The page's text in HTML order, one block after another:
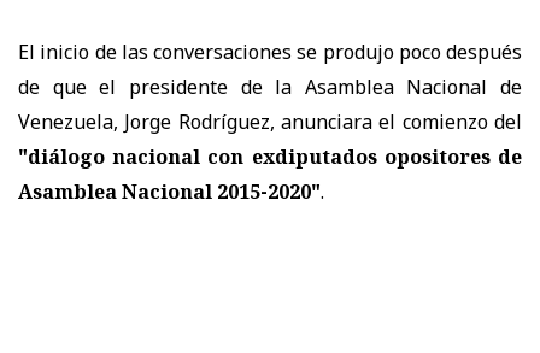
El inicio de las conversaciones se produjo poco después
de que el presidente de la Asamblea Nacional de
Venezuela, Jorge Rodríguez, anunciara el comienzo del
"diálogo nacional con exdiputados opositores de
Asamblea Nacional 2015-2020".